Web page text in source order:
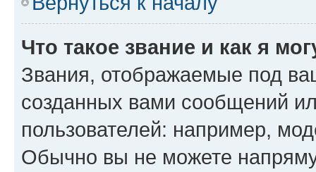
Что такое звание и как я
Звания, отображаемые под
созданных вами сообщений
пользователей: например,
Обычно вы не можете